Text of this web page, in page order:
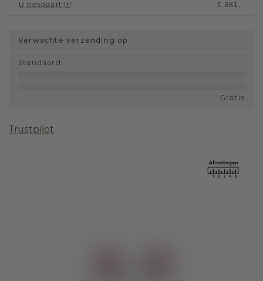
U bespaart: € 381,-
Verwachte verzending op:
Standaard :
Gratis
Trustpilot